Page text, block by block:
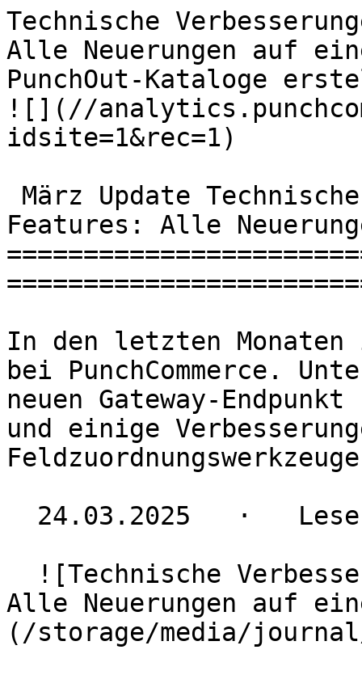
Technische
Alle Neuerungen auf
PunchOut-Kataloge
![](//
idsite=1&rec=1)
Features: Alle
In den letzten
bei PunchCommerce.
neuen Gateway-
und einige
Alle Neuerungen auf
(/storage/media/